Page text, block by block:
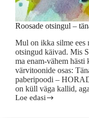
Roosade otsingul –
Mul on ikka silme ees
otsingud käivad. Mis
ma enam-vähem
värvitoonide osas:
paberipoodi –
on küll väga kallid,
Loe edasi
Roosade